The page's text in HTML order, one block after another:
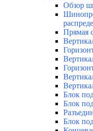
Обзор
Прямая
Блок
Блок
Блок